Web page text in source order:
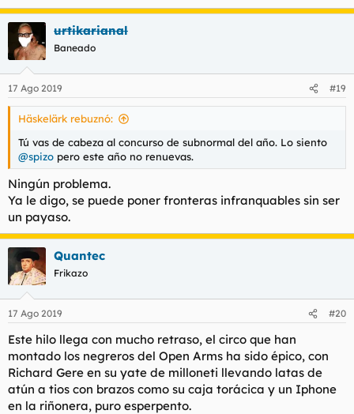
urtikarianal
Baneado
17 Ago 2019 #19
Häskelärk rebuznó:
Tú vas de cabeza al concurso de subnormal del año. Lo siento
@spizo pero este año no renuevas.
Ningún problema.
Ya le digo, se puede poner fronteras infranquables sin ser
un payaso.
Quantec
Frikazo
17 Ago 2019 #20
Este hilo llega con mucho retraso, el circo que han
montado los negreros del Open Arms ha sido épico, con
Richard Gere en su yate de milloneti llevando latas de
atún a tios con brazos como su caja torácica y un Iphone
en la riñonera, puro esperpento.